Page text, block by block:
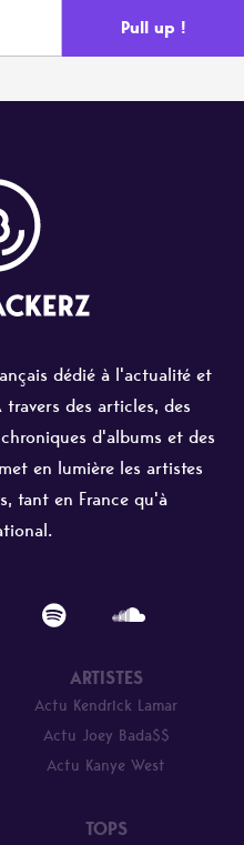
dédié à l'actualité et
des articles, des
d'albums et des
en lumière les artistes
tant en France qu'à
ARTISTES
Actu Kendrick Lamar
Actu Joey Bada$$
Actu Kanye West
TOPS